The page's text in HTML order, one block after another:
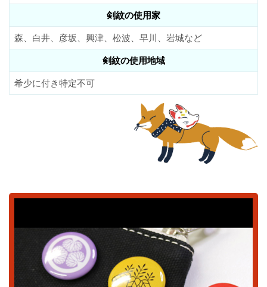
剣紋の使用家
森、白井、彦坂、興津、松波、早川、岩城など
剣紋の使用地域
希少に付き特定不可